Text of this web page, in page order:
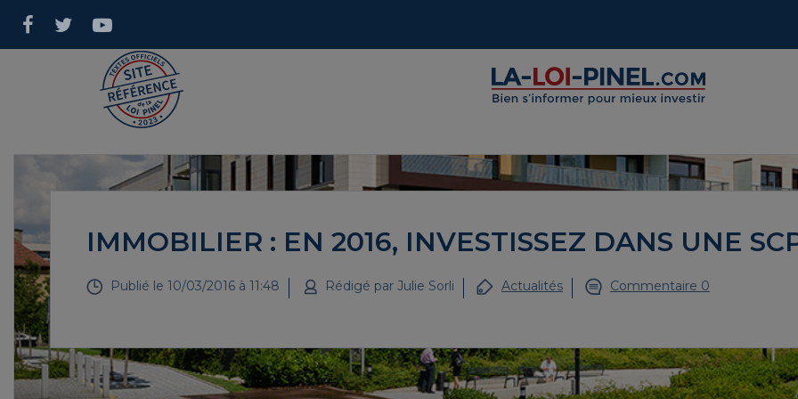
IMMOBILIER : EN 2016, INVESTISSEZ DANS UNE
Publié le 10/03/2016 à 11:48 Rédigé par Julie Sorli Actualités Commentaire 0